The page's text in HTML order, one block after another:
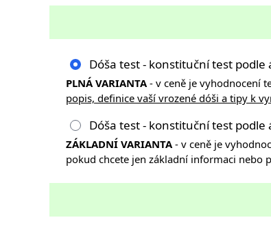
Dóša test - konstituční test podle
PLNÁ VARIANTA - v ceně je vyhodnocení
popis, definice vaší vrozené dóši a tipy k
Dóša test - konstituční test
ZÁKLADNÍ VARIANTA - v ceně je
pokud chcete jen základní informaci nebo